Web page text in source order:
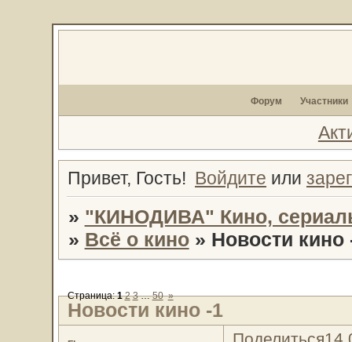
Форум Участники
Привет, Гость! Войдите или
» "КИНОДИВА" Кино,
» Всё о кино » Новости кино
Новости кино -1
Страница:1 2 3 … 50 »